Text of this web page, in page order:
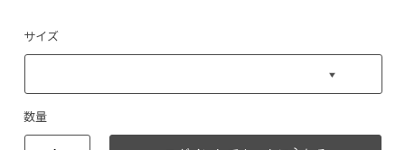
サイズ
数量